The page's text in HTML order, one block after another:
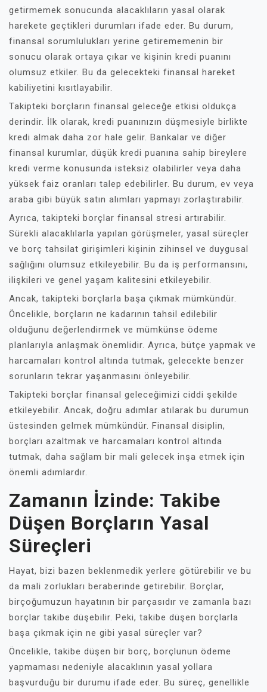
getirmemek sonucunda alacaklıların yasal olarak
harekete geçtikleri durumları ifade eder. Bu durum,
finansal sorumlulukları yerine getirememenin bir
sonucu olarak ortaya çıkar ve kişinin kredi puanını
olumsuz etkiler. Bu da gelecekteki finansal hareket
kabiliyetini kısıtlayabilir.
Takipteki borçların finansal geleceğe etkisi oldukça
derindir. İlk olarak, kredi puanınızın düşmesiyle birlikte
kredi almak daha zor hale gelir. Bankalar ve diğer
finansal kurumlar, düşük kredi puanına sahip bireylere
kredi verme konusunda isteksiz olabilirler veya daha
yüksek faiz oranları talep edebilirler. Bu durum, ev veya
araba gibi büyük satın alımları yapmayı zorlaştırabilir.
Ayrıca, takipteki borçlar finansal stresi artırabilir.
Sürekli alacaklılarla yapılan görüşmeler, yasal süreçler
ve borç tahsilat girişimleri kişinin zihinsel ve duygusal
sağlığını olumsuz etkileyebilir. Bu da iş performansını,
ilişkileri ve genel yaşam kalitesini etkileyebilir.
Ancak, takipteki borçlarla başa çıkmak mümkündür.
Öncelikle, borçların ne kadarının tahsil edilebilir
olduğunu değerlendirmek ve mümkünse ödeme
planlarıyla anlaşmak önemlidir. Ayrıca, bütçe yapmak ve
harcamaları kontrol altında tutmak, gelecekte benzer
sorunların tekrar yaşanmasını önleyebilir.
Takipteki borçlar finansal geleceğimizi ciddi şekilde
etkileyebilir. Ancak, doğru adımlar atılarak bu durumun
üstesinden gelmek mümkündür. Finansal disiplin,
borçları azaltmak ve harcamaları kontrol altında
tutmak, daha sağlam bir mali gelecek inşa etmek için
önemli adımlardır.
Zamanın İzinde: Takibe
Düşen Borçların Yasal
Süreçleri
Hayat, bizi bazen beklenmedik yerlere götürebilir ve bu
da mali zorlukları beraberinde getirebilir. Borçlar,
birçoğumuzun hayatının bir parçasıdır ve zamanla bazı
borçlar takibe düşebilir. Peki, takibe düşen borçlarla
başa çıkmak için ne gibi yasal süreçler var?
Öncelikle, takibe düşen bir borç, borçlunun ödeme
yapmaması nedeniyle alacaklının yasal yollara
başvurduğu bir durumu ifade eder. Bu süreç, genellikle